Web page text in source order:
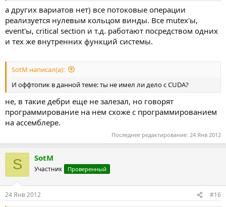
а других вариатов нет) все потоковые операции
реализуется нулевым кольцом винды. Все mutex'ы,
event'ы, critical section и т.д. работают посредством одних
и тех же внутренних функций системы.
SotM написал(а):
И оффтопик в данной теме: ты не имел ли дело с CUDA?
не, в такие дебри еще не залезал, но говорят
программирование на нем схоже с программированием
на ассемблере.
Последнее редактирование: 24 Янв 2012
S SotM
Участник Проверенный
24 Янв 2012 #16